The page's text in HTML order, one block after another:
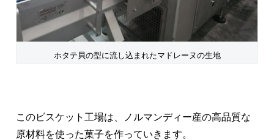
ホタテ貝の型に流し込まれたマドレーヌの生地
このビスケット工場は、ノルマンディー産の高品質な
原材料を使った菓子を作っていきます。